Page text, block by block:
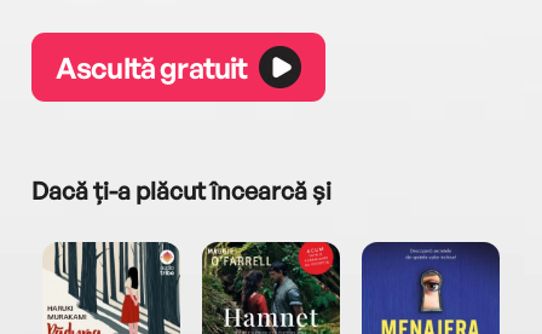
Ascultă gratuit
Dacă ți-a plăcut încearcă și